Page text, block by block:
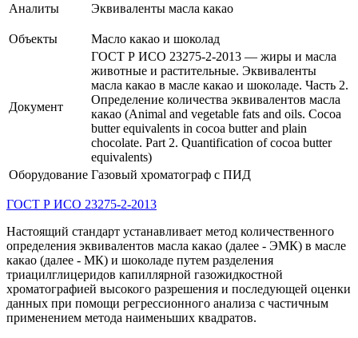
Аналиты Эквиваленты масла какао
Объекты Масло какао и шоколад
Документ
ГОСТ Р ИСО 23275-2-2013 — жиры и масла
животные и растительные. Эквиваленты
масла какао в масле какао и шоколаде. Часть 2.
Определение количества эквивалентов масла
какао (Animal and vegetable fats and oils. Cocoa
butter equivalents in cocoa butter and plain
chocolate. Part 2. Quantification of cocoa butter
equivalents)
Оборудование Газовый хроматограф с ПИД
ГОСТ Р ИСО 23275-2-2013
Настоящий стандарт устанавливает метод количественного
определения эквивалентов масла какао (далее - ЭМК) в масле
какао (далее - МК) и шоколаде путем разделения
триацилглицеридов капиллярной газожидкостной
хроматографией высокого разрешения и последующей оценки
данных при помощи регрессионного анализа с частичным
применением метода наименьших квадратов.